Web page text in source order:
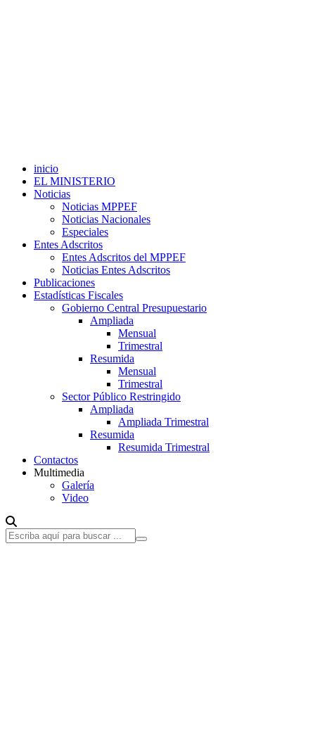
inicio
EL MINISTERIO
Noticias
Noticias MPPEF
Noticias Nacionales
Especiales
Entes Adscritos
Entes Adscritos del MPPEF
Noticias Entes Adscritos
Publicaciones
Estadísticas Fiscales
Gobierno Central Presupuestario
Ampliada
Mensual
Trimestral
Resumida
Mensual
Trimestral
Sector Público Restringido
Ampliada
Ampliada Trimestral
Resumida
Resumida Trimestral
Contactos
Multimedia
Galería
Video